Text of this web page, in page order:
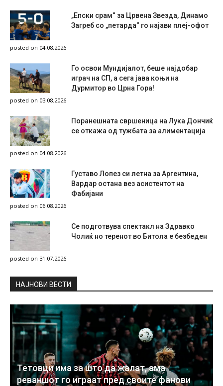
„Епски срам“ за Црвена Звезда, Динамо
Загреб со „петарда“ го најави плеј-офот
posted on 04.08.2026
Го освои Мундијалот, беше најдобар
играч на СП, а сега јава коњи на
Дурмитор во Црна Гора!
posted on 03.08.2026
Поранешната свршеница на Лука Дончиќ
се откажа од тужбата за алиментација
posted on 04.08.2026
Густаво Лопез си летна за Аргентина,
Вардар остана вез асистентот на
Фабијани
posted on 06.08.2026
Се подготвува спектакл на Здравко
Чолиќ но теренот во Битола е безбеден
posted on 31.07.2026
НAЈНОВИ ВЕСТИ
Тетовци има за што да жалат, ама
реваншот го играат пред своите фанови